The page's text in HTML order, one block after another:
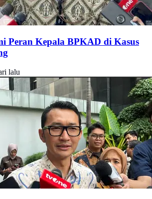
Peran Kepala BPKAD di Kasus
lalu